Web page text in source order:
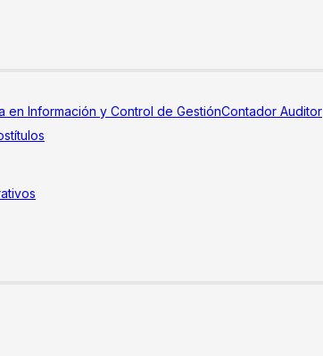
en Información y Control de GestiónContador Auditor